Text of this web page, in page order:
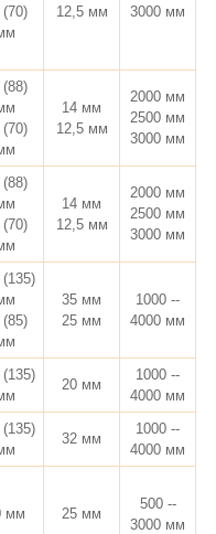
(70)
12,5 мм
3000 мм
(88)
(70)
14 мм
12,5 мм
2000 мм
2500 мм
3000 мм
(88)
(70)
14 мм
12,5 мм
2000 мм
2500 мм
3000 мм
(135)
(85)
35 мм
25 мм
1000 --
4000 мм
(135)
20 мм
1000 --
4000 мм
(135)
32 мм
1000 --
4000 мм
мм 25 мм
500 --
3000 мм